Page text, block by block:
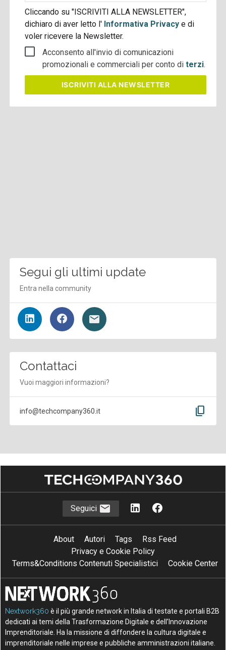
Cliccando su "ISCRIVITI ALLA NEWSLETTER",
dichiaro di aver letto l' Informativa Privacye di
voler ricevere la Newsletter.
Acconsento all'invio di comunicazioni
promozionali e commerciali per conto diterzi.
ISCRIVITI ALLA NEWSLETTER
Segui gli ultimi update
Entra nella community
Contattaci
Vuoi maggiori informazioni?
info@techcompany360.it content_copy
Seguici
About Autori Tags
Rss Feed
Privacy e Cookie Policy
Terms&Conditions Contenuti Specialistici
Cookie Center
Nextwork360 è il più grande network in Italia di testate e portali B2B
dedicati ai temi della Trasformazione Digitale e dell’Innovazione
Imprenditoriale. Ha la missione di diffondere la cultura digitale e
imprenditoriale nelle imprese e pubbliche amministrazioni italiane.